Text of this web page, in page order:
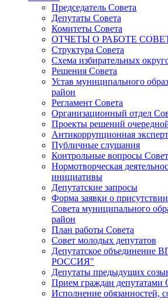
Председатель Совета
Депутаты Совета
Комитеты Совета
ОТЧЕТЫ О РАБОТЕ
Структура Совета
Схема избирательных
Решения Совета
Устав муниципального
район
Регламент Совета
Организационный отдел
Проекты решений
Антикоррупционная
Публичные слушания
Контрольные вопросы
Нормотворческая
инициативы
Депутатские запросы
Форма заявки о
Совета муниципального
район
План работы Совета
Совет молодых депутатов
Депутатское
РОССИЯ"
Депутаты предыдущих
Прием граждан депутатами
Исполнение обязанностей,